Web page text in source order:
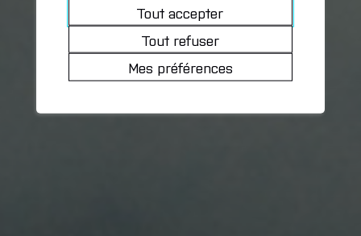
Tout accepter
Tout refuser
Mes préférences